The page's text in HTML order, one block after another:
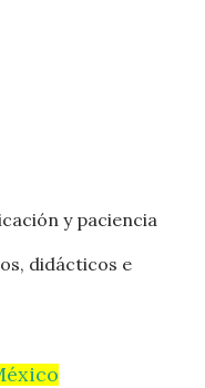
y paciencia
didácticos e